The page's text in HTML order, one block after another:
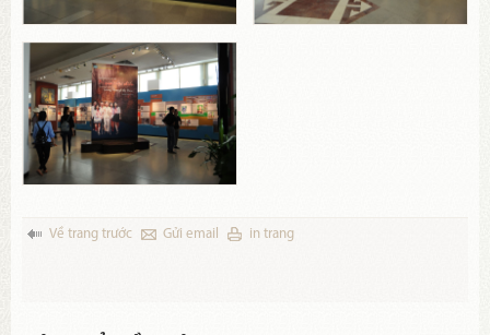
Về trang trước Gửi email in trang